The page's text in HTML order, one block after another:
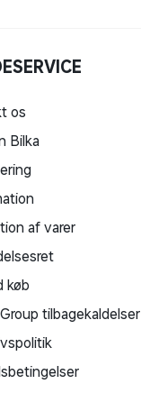
os
Bilka
af varer
køb
tilbagekaldelser